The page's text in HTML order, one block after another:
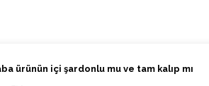
ürünün içi şardonlu mu ve tam kalıp mı